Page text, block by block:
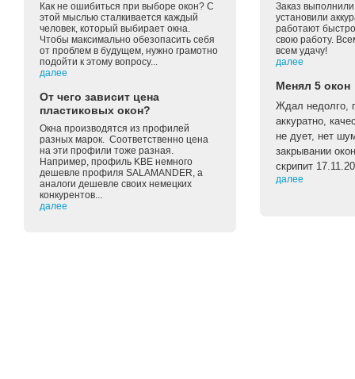
Как не ошибиться при выборе окон? С
этой мыслью сталкивается каждый
человек, который выбирает окна.
Чтобы максимально обезопасить себя
от проблем в будущем, нужно грамотно
подойти к этому вопросу...
далее
От чего зависит цена
пластиковых окон?
Окна производятся из профилей
разных марок. Соответственно цена
на эти профили тоже разная.
Например, профиль KBE немного
дешевле профиля SALAMANDER, а
аналоги дешевле своих немецких
конкурентов...
далее
Заказ
установили
работают
свою работу.
всем удачу!
далее
Менял 5 окон
Ждал недолго,
аккуратно,
не дует, нет
закрывании
скрипит
далее